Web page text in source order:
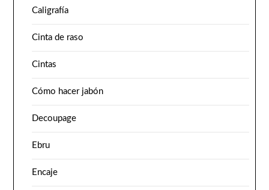
Caligrafía
Cinta de raso
Cintas
Cómo hacer jabón
Decoupage
Ebru
Encaje